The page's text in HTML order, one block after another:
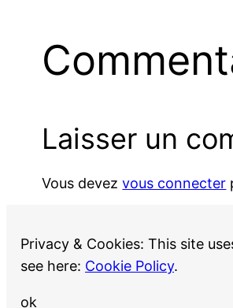
Laisser un
Vous devezvous connecter
Privacy & Cookies: This site
see here: Cookie Policy.
ok